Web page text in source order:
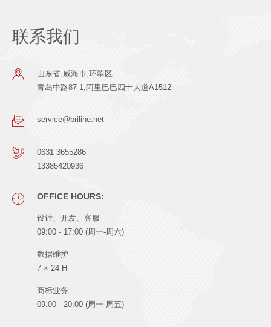
联系我们
山东省,威海市,环翠区
青岛中路87-1,阿里巴巴四十大道A1512
service@briline.net
0631 3655286
13385420936
OFFICE HOURS:
设计、开发、客服
09:00 - 17:00 (周一-周六)
数据维护
7 × 24 H
商标业务
09:00 - 20:00 (周一-周五)